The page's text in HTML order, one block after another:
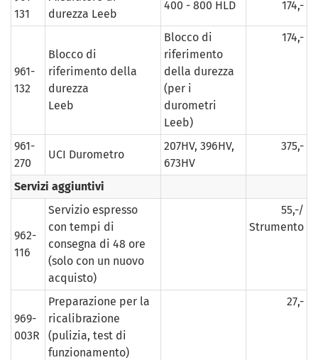
131
durezza Leeb
400 - 800 HLD 174,-
961-
132
Blocco di
riferimento della
durezza
Leeb
Blocco di
riferimento
della durezza
(per i
durometri
Leeb)
174,-
961-
270
UCI Durometro
207HV, 396HV,
673HV
375,-
Servizi aggiuntivi
962-
116
Servizio espresso
con tempi di
consegna di 48 ore
(solo con un nuovo
acquisto)
55,-/
Strumento
969-
003R
Preparazione per la
ricalibrazione
(pulizia, test di
funzionamento)
27,-